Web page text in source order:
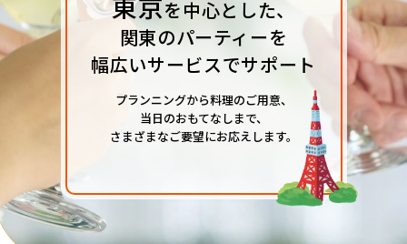
を中⼼とした、
関東のパーティーを
幅広いサービスでサポート
プランニングから料理のご⽤意、
当⽇のおもてなしまで、
さまざまなご要望にお応えします。